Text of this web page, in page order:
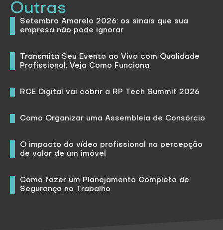
Outras
Setembro Amarelo 2026: os sinais que sua
empresa não pode ignorar
Transmita Seu Evento ao Vivo com Qualidade
Profissional: Veja Como Funciona
RCE Digital vai cobrir a RP Tech Summit 2026
Como Organizar uma Assembleia de Consórcio
O impacto do vídeo profissional na percepção
de valor de um imóvel
Como fazer um Planejamento Completo de
Segurança no Trabalho